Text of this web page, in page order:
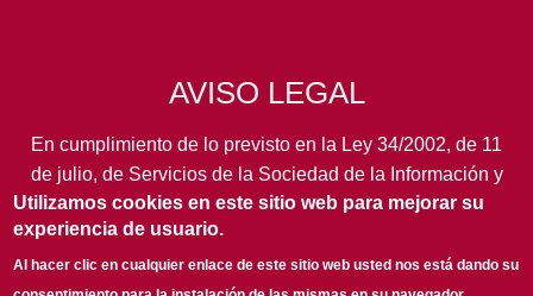
AVISO LEGAL
En cumplimiento de lo previsto en la Ley 34/2002, de 11
de julio, de Servicios de la Sociedad de la Información y
de Comercio Electrónico, así como en otras normas de
legal aplicación, se pone en conocimiento de los
usuarios de este portal de laUniversidad de Sevillalos
Utilizamos cookies en este sitio web para mejorar su
experiencia de usuario.
Al hacer clic en cualquier enlace de este sitio web usted nos está dando su